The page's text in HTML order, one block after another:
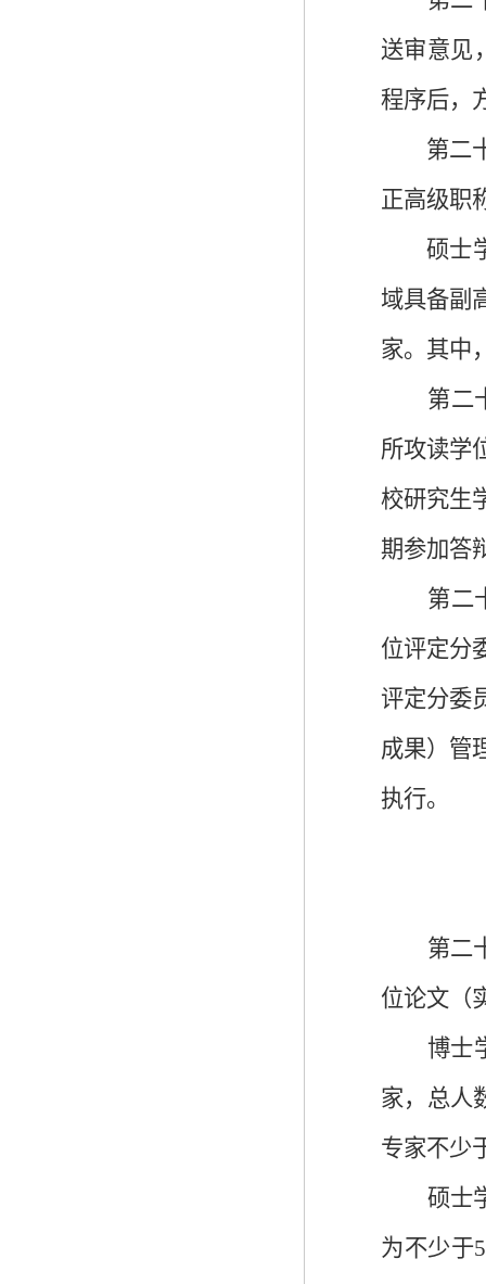
送审意见
程序后，
第二
正高级职
硕士
域具备副
家。其中
第二
所攻读学
校研究生
期参加答
第二
位评定分
评定分委
成果）管
执行。
第二
位论文（
博士
家，总人
专家不少
硕士
为不少于